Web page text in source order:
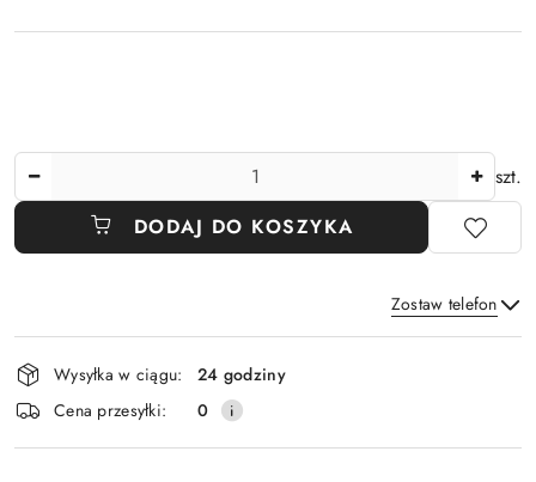
szt.
DODAJ DO KOSZYKA
Zostaw telefon
Wyślij
Dostępność
i
dostawa
Wysyłka w ciągu:
24 godziny
Cena przesyłki:
0